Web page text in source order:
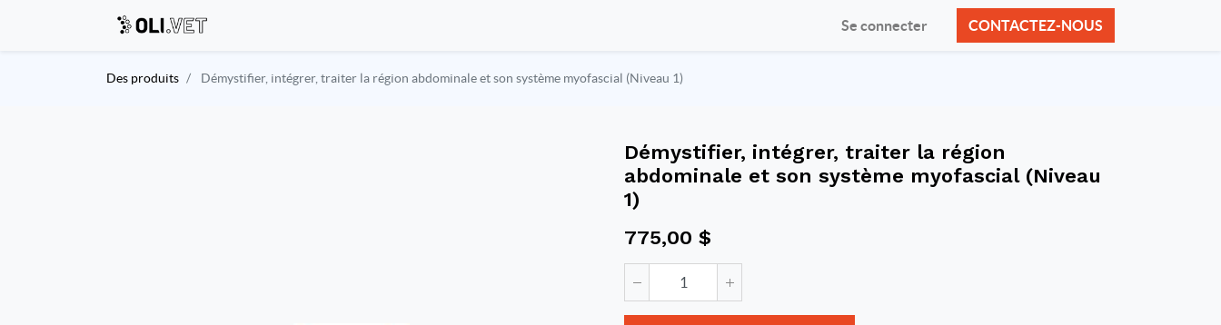
Se connecter CONTACTEZ-NOUS
Des produits Démystifier, intégrer, traiter la région abdominale et son système myofascial (Niveau 1)
Démystifier, intégrer, traiter la région
abdominale et son système myofascial (Niveau
1)
775,00 $